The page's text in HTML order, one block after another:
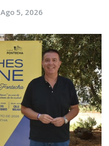
Ago 5, 2026